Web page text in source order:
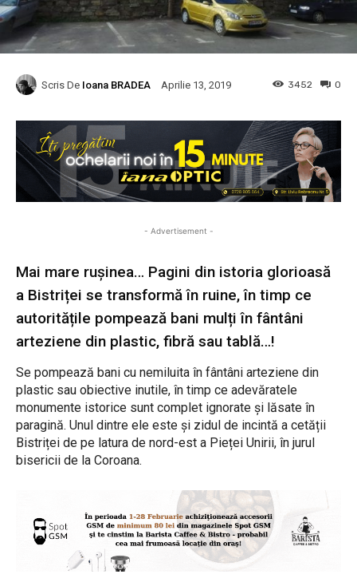
Scris De Ioana BRADEA Aprilie 13, 2019 0
3452
- Advertisement -
Mai mare rușinea… Pagini din istoria glorioasă
a Bistriței se transformă în ruine, în timp ce
autoritățile pompează bani mulți în fântâni
arteziene din plastic, fibră sau tablă…!
Se pompează bani cu nemiluita în fântâni arteziene din
plastic sau obiective inutile, în timp ce adevăratele
monumente istorice sunt complet ignorate și lăsate în
paragină. Unul dintre ele este și zidul de incintă a cetății
Bistriței de pe latura de nord-est a Pieței Unirii, în jurul
bisericii de la Coroana.